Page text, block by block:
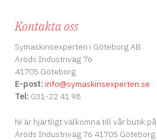
Kontakta oss
Symaskinsexperten i Göteborg AB
Aröds Industriväg 76
41705 Göteborg
E-post: info@symaskinsexperten.se
Tel: 031-22 41 98
Ni är hjärtligt välkomna till vår butik på
Aröds Industriväg 76 41705 Göteborg